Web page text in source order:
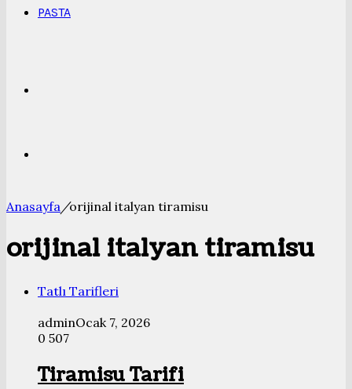
PASTA
yap
Anasayfa/orijinal italyan tiramisu
orijinal italyan tiramisu
Tatlı Tarifleri
adminOcak 7, 2026
0 507
Tiramisu Tarifi